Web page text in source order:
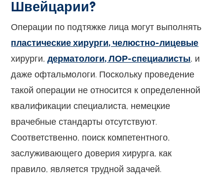
Швейцарии?
Операции по подтяжке лица могут выполнять
пластические хирурги, челюстно-лицевые
хирурги,дерматологи, ЛОР-специалисты, и
даже офтальмологи. Поскольку проведение
такой операции не относится к определенной
квалификации специалиста, немецкие
врачебные стандарты отсутствуют.
Соответственно, поиск компетентного,
заслуживающего доверия хирурга, как
правило, является трудной задачей.